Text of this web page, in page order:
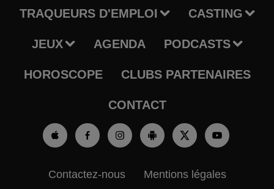
TRAQUEURS D'EMPLOI CASTING
JEUX AGENDA PODCASTS
HOROSCOPE CLUBS PARTENAIRES
CONTACT
Contactez-nous Mentions légales